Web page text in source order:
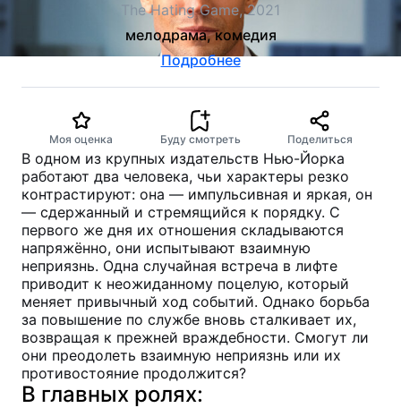
The Hating Game, 2021
мелодрама, комедия
Подробнее
Моя оценка Буду смотреть Поделиться
В одном из крупных издательств Нью-Йорка
работают два человека, чьи характеры резко
контрастируют: она — импульсивная и яркая, он
— сдержанный и стремящийся к порядку. С
первого же дня их отношения складываются
напряжённо, они испытывают взаимную
неприязнь. Одна случайная встреча в лифте
приводит к неожиданному поцелую, который
меняет привычный ход событий. Однако борьба
за повышение по службе вновь сталкивает их,
возвращая к прежней враждебности. Смогут ли
они преодолеть взаимную неприязнь или их
противостояние продолжится?
В главных ролях: